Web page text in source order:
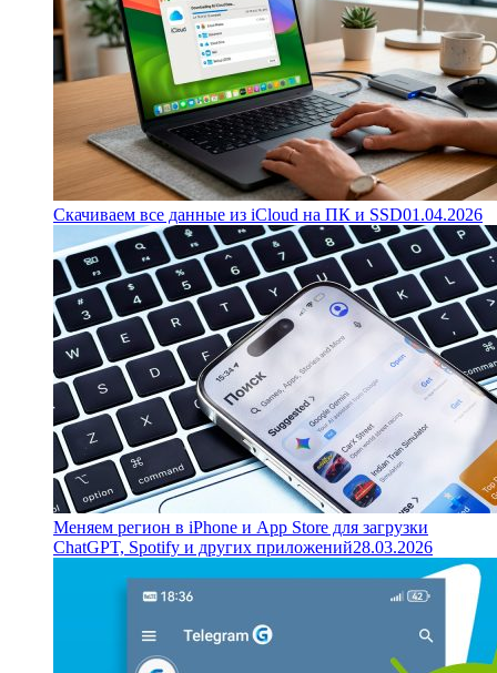
Скачиваем все данные из iCloud на ПК и SSD01.04.2026
Меняем регион в iPhone и App Store для загрузки
ChatGPT, Spotify и других приложений28.03.2026